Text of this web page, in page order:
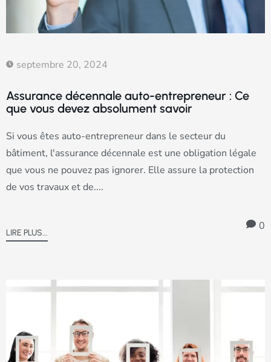
septembre 20, 2024
Assurance décennale auto-entrepreneur : Ce
que vous devez absolument savoir
Si vous êtes auto-entrepreneur dans le secteur du
bâtiment, l'assurance décennale est une obligation légale
que vous ne pouvez pas ignorer. Elle assure la protection
de vos travaux et de....
LIRE PLUS...
0